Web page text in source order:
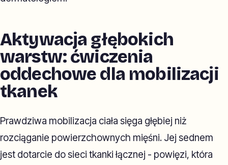
Aktywacja głębokich
warstw: ćwiczenia
oddechowe dla mobilizacji
tkanek
Prawdziwa mobilizacja ciała sięga głębiej niż
rozciąganie powierzchownych mięśni. Jej sednem
jest dotarcie do sieci tkanki łącznej - powięzi, która